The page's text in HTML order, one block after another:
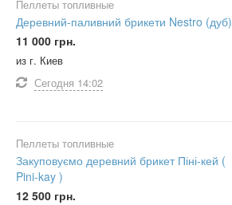
Пеллеты топливные
Деревний-паливний брикети Nestro (дуб)
11 000 грн.
из г. Киев
Сегодня 14:02
Пеллеты топливные
Закуповуємо деревний брикет Піні-кей (
Pini-kay )
12 500 грн.